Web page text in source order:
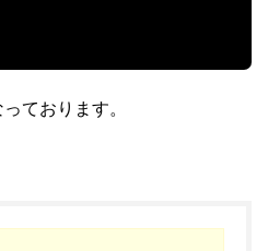
ております。